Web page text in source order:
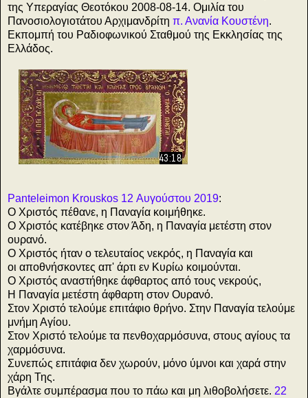
της Υπεραγίας Θεοτόκου 2008-08-14. Ομιλία του
Πανοσιολογιοτάτου Αρχιμανδρίτη π. Ανανία Κουστένη.
Εκπομπή του Ραδιοφωνικού Σταθμού της Εκκλησίας της
Ελλάδος.
43:18
Panteleimon Krouskos 12 Αυγούστου 2019:
Ο Χριστός πέθανε, η Παναγία κοιμήθηκε.
Ο Χριστός κατέβηκε στον Άδη, η Παναγία μετέστη στον
ουρανό.
Ο Χριστός ήταν ο τελευταίος νεκρός, η Παναγία και
οι αποθνήσκοντες απ' άρτι εν Κυρίω κοιμούνται.
Ο Χριστός αναστήθηκε άφθαρτος από τους νεκρούς,
Η Παναγία μετέστη άφθαρτη στον Ουρανό.
Στον Χριστό τελούμε επιτάφιο θρήνο. Στην Παναγία τελούμε
μνήμη Αγίου.
Στον Χριστό τελούμε τα πενθοχαρμόσυνα, στους αγίους τα
χαρμόσυνα.
Συνεπώς επιτάφια δεν χωρούν, μόνο ύμνοι και χαρά στην
χάρη Της.
Βγάλτε συμπέρασμα που το πάω και μη λιθοβολήσετε. 22